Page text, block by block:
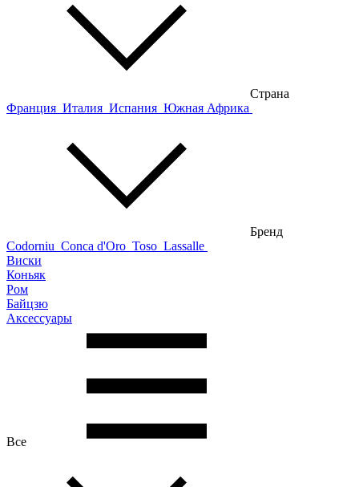
Страна
Франция Италия Испания Южная Африка
Бренд
Codorniu Conca d'Oro Toso Lassalle
Виски
Коньяк
Ром
Байцзю
Аксессуары
Все